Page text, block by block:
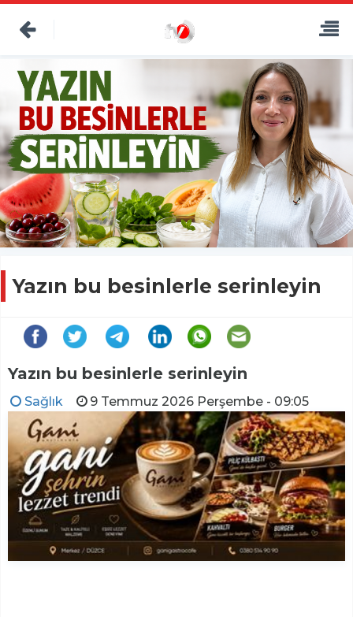
Yazın bu besinlerle serinleyin
Yazın bu besinlerle serinleyin
Sağlık 9 Temmuz 2026 Perşembe - 09:05